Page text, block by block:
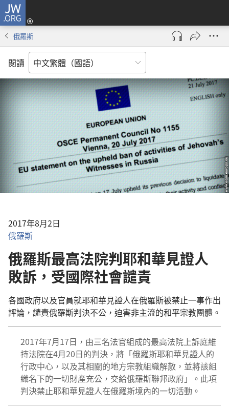
JW.ORG
俄羅斯
閲讀
2017年8月2日
俄羅斯
俄羅斯最高法院判耶和華見證人
敗訴，受國際社會譴責
各國政府以及官員就耶和華見證人在俄羅斯被禁止一事作出
評論，譴責俄羅斯判決不公，迫害非主流的和平宗教團體。
2017年7月17日，由三名法官組成的最高法院上訴庭維
持法院在4月20日的判決，將「俄羅斯耶和華見證人的
行政中心，以及其相關的地方宗教組織解散，並將該組
織名下的一切財產充公，交給俄羅斯聯邦政府」。此項
判決禁止耶和華見證人在俄羅斯境內的一切活動。